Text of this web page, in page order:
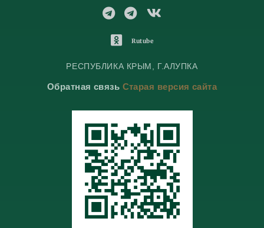
T
l
g
a
T
l
g
a
t
k
n
k
s
s
n
i
k
i
Rutube
РЕСПУБЛИКА КРЫМ, Г.АЛУПКА
Обратная связь Старая версия сайта